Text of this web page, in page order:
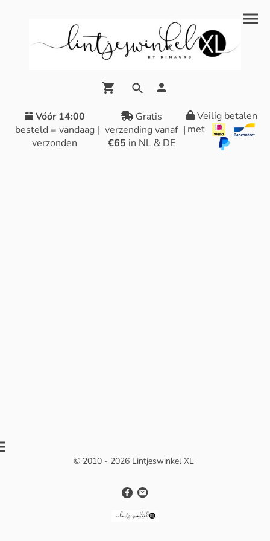
Vóór 14:00
besteld = vandaag
verzonden
|
Gratis
verzending vanaf
€65 in NL & DE
|
Veilig betalen
met
© 2010 - 2026 Lintjeswinkel XL